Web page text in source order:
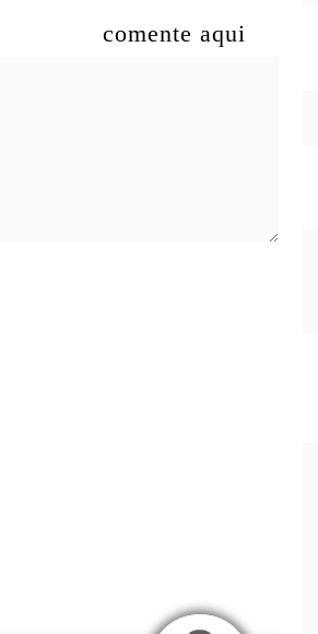
comente aqui